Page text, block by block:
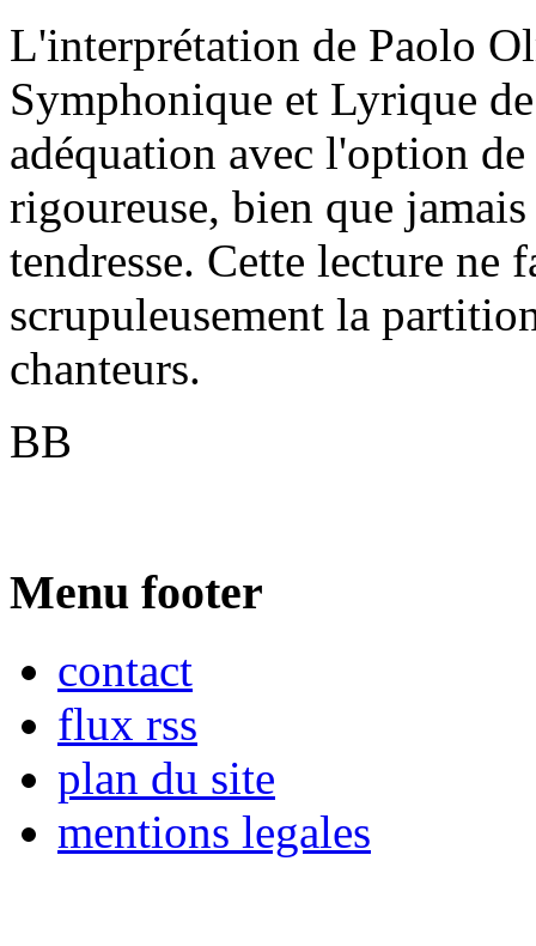
L'interprétation de Paolo
Symphonique et Lyrique
adéquation avec l'option
rigoureuse, bien que
tendresse. Cette lecture ne
scrupuleusement la
chanteurs.
BB
Menu footer
contact
flux rss
plan du site
mentions legales